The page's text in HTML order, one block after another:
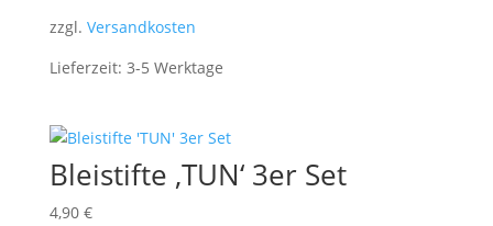
zzgl. Versandkosten
Lieferzeit: 3-5 Werktage
Bleistifte ‚TUN‘ 3er Set
4,90 €